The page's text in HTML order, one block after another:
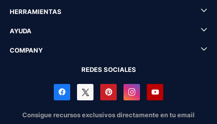
HERRAMIENTAS
AYUDA
COMPANY
REDES SOCIALES
Consigue recursos exclusivos directamente en tu email